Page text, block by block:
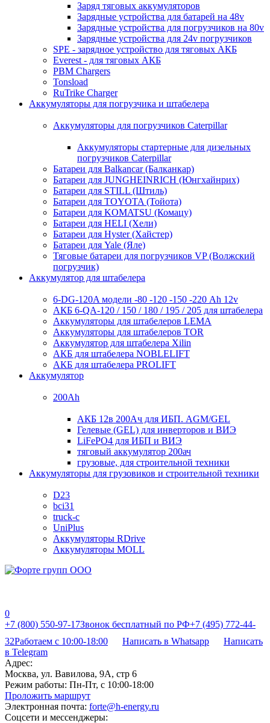
Заряд тяговых аккумуляторов
Зарядные устройства для батарей на 48v
Зарядные устройства для погрузчиков на 80v
Зарядные устройства для 24v погрузчиков
SPE - зарядное устройство для тяговых АКБ
Everest - для тяговых АКБ
PBM Chargers
Tonsload
RuTrike Charger
Аккумуляторы для погрузчика и штабелера
Аккумуляторы для погрузчиков Caterpillar
Аккумуляторы стартерные для дизельных
погрузчиков Caterpillar
Батареи для Balkancar (Балканкар)
Батареи для JUNGHEINRICH (Юнгхайнрих)
Батареи для STILL (Штиль)
Батареи для TOYOTA (Тойота)
Батареи для KOMATSU (Комацу)
Батареи для HELI (Хели)
Батареи для Hyster (Хайстер)
Батареи для Yale (Яле)
Тяговые батареи для погрузчиков VP (Волжский
погрузчик)
Аккумулятор для штабелера
6-DG-120A модели -80 -120 -150 -220 Ah 12v
АКБ 6-QA-120 / 150 / 180 / 195 / 205 для штабелера
Аккумуляторы для штабелеров LEMA
Аккумуляторы для штабелеров TOR
Аккумулятор для штабелера Xilin
АКБ для штабелера NOBLELIFT
АКБ для штабелера PROLIFT
Аккумулятор
200Ah
АКБ 12в 200Ач для ИБП. AGM/GEL
Гелевые (GEL) для инверторов и ВИЭ
LiFePO4 для ИБП и ВИЭ
тяговый аккумулятор 200ач
грузовые, для строительной техники
Аккумуляторы для грузовиков и строительной техники
D23
bci31
truck-c
UniPlus
Аккумуляторы RDrive
Аккумуляторы MOLL
0
+7 (800) 550-97-17Звонок бесплатный по РФ+7 (495) 772-44-
32Работаем с 10:00-18:00 Написать в Whatsapp
Написать
в Telegram
Адрес:
Москва, ул. Вавилова, 9А, стр 6
Режим работы: Пн-Пт, с 10:00-18:00
Проложить маршрут
Электронная почта: forte@h-energy.ru
Соцсети и мессенджеры: